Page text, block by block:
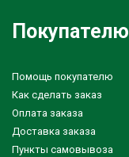
Покупателю
Помощь покупателю
Как сделать заказ
Оплата заказа
Доставка заказа
Пункты самовывоза